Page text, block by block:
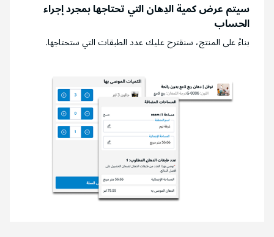
سيتم عرض كمية الدِهان التي تحتاجها بمجرد إجراء
الحساب
بناءً على المنتج، سنقترح عليك عدد الطبقات التي ستحتاجها.